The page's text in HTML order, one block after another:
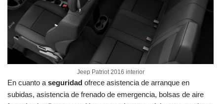
Jeep Patriot 2016 interior
En cuanto a seguridad ofrece asistencia de arranque en
subidas, asistencia de frenado de emergencia, bolsas de aire